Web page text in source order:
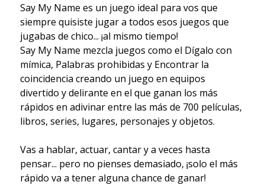
Say My Name es un juego ideal para vos que
siempre quisiste jugar a todos esos juegos que
jugabas de chico... ¡al mismo tiempo!
Say My Name mezcla juegos como el Dígalo con
mímica, Palabras prohibidas y Encontrar la
coincidencia creando un juego en equipos
divertido y delirante en el que ganan los más
rápidos en adivinar entre las más de 700 películas,
libros, series, lugares, personajes y objetos.
Vas a hablar, actuar, cantar y a veces hasta
pensar... pero no pienses demasiado, ¡solo el más
rápido va a tener alguna chance de ganar!